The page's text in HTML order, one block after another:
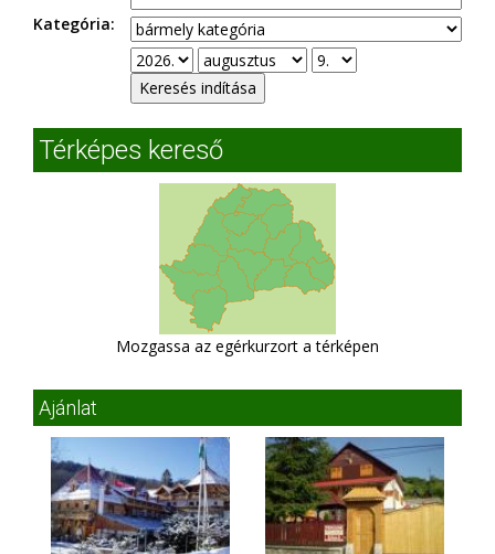
Kategória:
Térképes kereső
Mozgassa az egérkurzort a térképen
Ajánlat